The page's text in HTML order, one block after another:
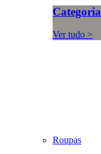
Categoria
Ver tudo >
Roupas